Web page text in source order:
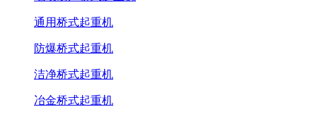
通用桥式起重机
防爆桥式起重机
洁净桥式起重机
冶金桥式起重机